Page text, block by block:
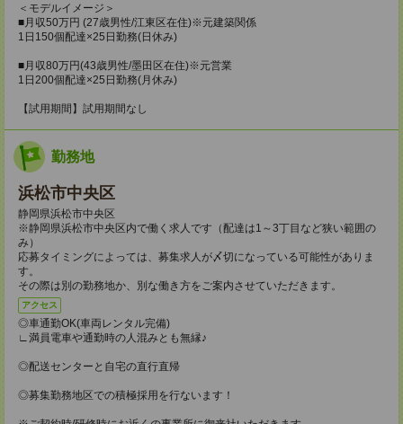
＜モデルイメージ＞
■月収50万円 (27歳男性/江東区在住)※元建築関係
1日150個配達×25日勤務(日休み)
■月収80万円(43歳男性/墨田区在住)※元営業
1日200個配達×25日勤務(月休み)
【試用期間】試用期間なし
勤務地
浜松市中央区
静岡県浜松市中央区
※静岡県浜松市中央区内で働く求人です（配達は1～3丁目など狭い範囲の
み）
応募タイミングによっては、募集求人が〆切になっている可能性がありま
す。
その際は別の勤務地か、別な働き方をご案内させていただきます。
アクセス
◎車通勤OK(車両レンタル完備)
∟満員電車や通勤時の人混みとも無縁♪
◎配送センターと自宅の直行直帰
◎募集勤務地区での積極採用を行ないます！